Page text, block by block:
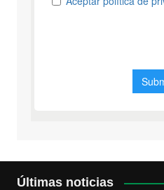
Últimas noticias